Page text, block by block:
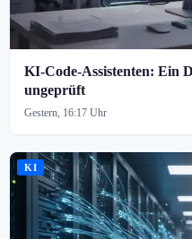
KI-Code-Assistenten: Ein
ungeprüft
Gestern, 16:17 Uhr
KI